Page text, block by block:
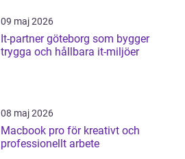
09 maj 2026
It-partner göteborg som bygger
trygga och hållbara it-miljöer
08 maj 2026
Macbook pro för kreativt och
professionellt arbete